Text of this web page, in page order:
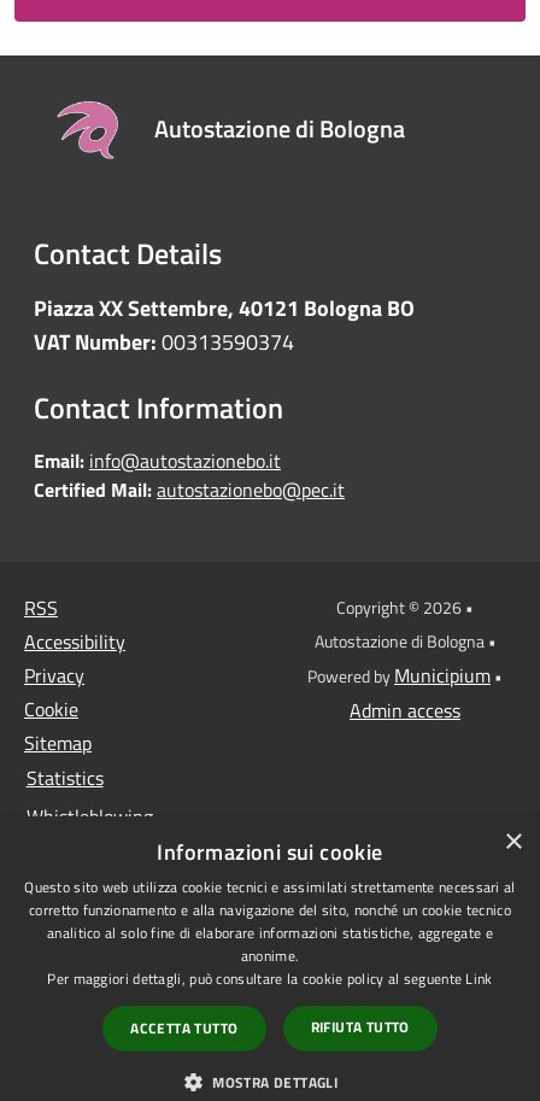
Autostazione di Bologna
Contact Details
Piazza XX Settembre, 40121 Bologna BO
VAT Number:00313590374
Contact Information
Email: info@autostazionebo.it
Certified Mail:autostazionebo@pec.it
RSS
Accessibility
Privacy
Cookie
Sitemap
Statistics
Whistleblowing
Anti-money laundering
Supplier register
Video surveillance
Declaration of
accessibility
1522 - Non sei sola
Copyright © 2026 •
Autostazione di Bologna •
Powered byMunicipium•
Admin access
×
Informazioni sui cookie
Questo sito web utilizza cookie tecnici e assimilati strettamente necessari al
corretto funzionamento e alla navigazione del sito, nonché un cookie tecnico
analitico al solo fine di elaborare informazioni statistiche, aggregate e
anonime.
Per maggiori dettagli, può consultare la cookie policy al seguente Link
ACCETTA TUTTO RIFIUTA TUTTO
MOSTRA DETTAGLI